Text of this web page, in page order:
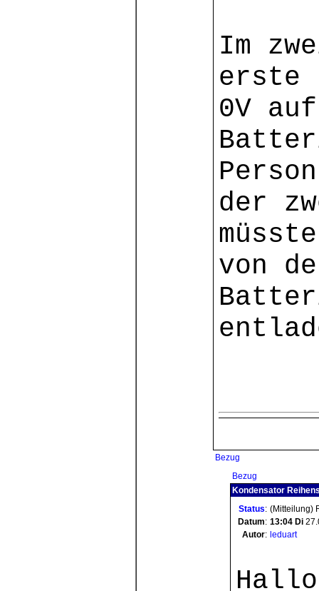
Im
erste
0V
der
von
Bezug
Bezug
Kondensator
Status: (Mitteilung)
Datum: 13:04 Di
Autor: leduart
Hallo